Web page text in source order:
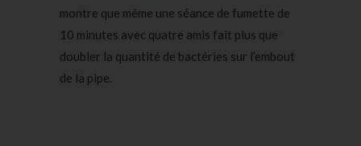
montre que même une séance de fumette de
10 minutes avec quatre amis fait plus que
doubler la quantité de bactéries sur l’embout
de la pipe.